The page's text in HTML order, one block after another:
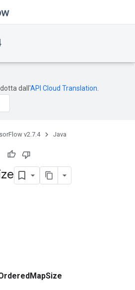
dall'API Cloud Translation
v2.7.4 Java